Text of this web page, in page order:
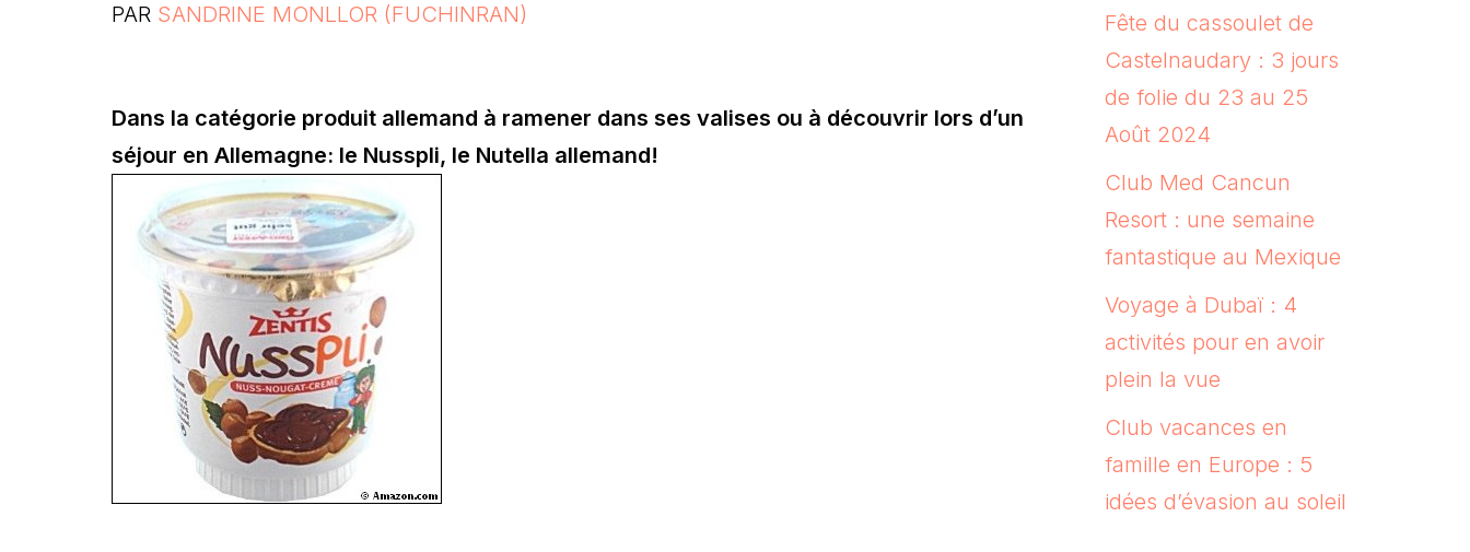
PAR SANDRINE MONLLOR (FUCHINRAN)
Dans la catégorie produit allemand à ramener dans ses valises ou à découvrir lors d’un
séjour en Allemagne: le Nusspli, le Nutella allemand!
Fête du cassoulet de
Castelnaudary : 3 jours
de folie du 23 au 25
Août 2024
Club Med Cancun
Resort : une semaine
fantastique au Mexique
Voyage à Dubaï : 4
activités pour en avoir
plein la vue
Club vacances en
famille en Europe : 5
idées d’évasion au soleil